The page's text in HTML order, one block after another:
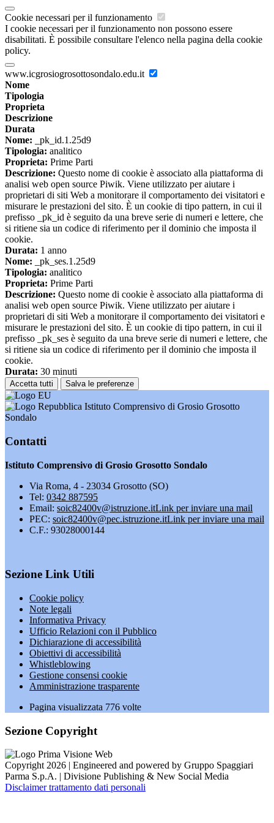
Cookie necessari per il funzionamento
I cookie necessari per il funzionamento non possono essere
disabilitati. È possibile consultare l'elenco nella pagina della cookie
policy.
www.icgrosiogrosottosondalo.edu.it
Nome
Tipologia
Proprieta
Descrizione
Durata
Nome: _pk_id.1.25d9
Tipologia: analitico
Proprieta: Prime Parti
Descrizione: Questo nome di cookie è associato alla piattaforma di
analisi web open source Piwik. Viene utilizzato per aiutare i
proprietari di siti Web a monitorare il comportamento dei visitatori e
misurare le prestazioni del sito. È un cookie di tipo pattern, in cui il
prefisso _pk_id è seguito da una breve serie di numeri e lettere, che
si ritiene sia un codice di riferimento per il dominio che imposta il
cookie.
Durata: 1 anno
Nome: _pk_ses.1.25d9
Tipologia: analitico
Proprieta: Prime Parti
Descrizione: Questo nome di cookie è associato alla piattaforma di
analisi web open source Piwik. Viene utilizzato per aiutare i
proprietari di siti Web a monitorare il comportamento dei visitatori e
misurare le prestazioni del sito. È un cookie di tipo pattern, in cui il
prefisso _pk_ses è seguito da una breve serie di numeri e lettere, che
si ritiene sia un codice di riferimento per il dominio che imposta il
cookie.
Durata: 30 minuti
Accetta tutti Salva le preferenze
Istituto Comprensivo di Grosio Grosotto
Sondalo
Contatti
Istituto Comprensivo di Grosio Grosotto Sondalo
Via Roma, 4 - 23034 Grosotto (SO)
Tel: 0342 887595
Email: soic82400v@istruzione.itLink per inviare una mail
PEC: soic82400v@pec.istruzione.itLink per inviare una mail
C.F.: 93028000144
Sezione Link Utili
Cookie policy
Note legali
Informativa Privacy
Ufficio Relazioni con il Pubblico
Dichiarazione di accessibilità
Obiettivi di accessibilità
Whistleblowing
Gestione consensi cookie
Amministrazione trasparente
Pagina visualizzata 776 volte
Sezione Copyright
Copyright 2026 | Engineered and powered by Gruppo Spaggiari
Parma S.p.A. | Divisione Publishing & New Social Media
Disclaimer trattamento dati personali